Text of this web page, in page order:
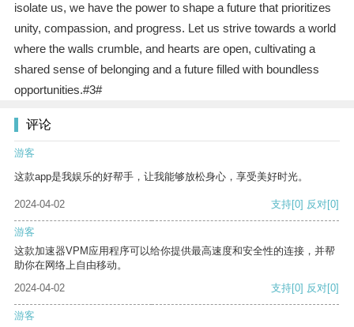
isolate us, we have the power to shape a future that prioritizes
unity, compassion, and progress. Let us strive towards a world
where the walls crumble, and hearts are open, cultivating a
shared sense of belonging and a future filled with boundless
opportunities.#3#
评论
游客
这款app是我娱乐的好帮手，让我能够放松身心，享受美好时光。
2024-04-02 支持[0] 反对[0]
游客
这款加速器VPM应用程序可以给你提供最高速度和安全性的连接，并帮
助你在网络上自由移动。
2024-04-02
支持[0] 反对[0]
游客